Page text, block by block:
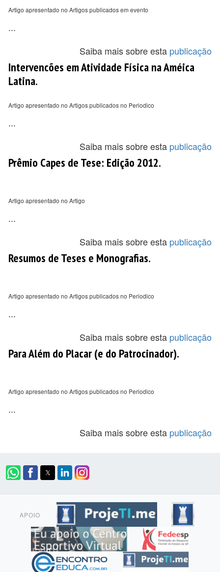
Artigo apresentado no Artigos publicados em evento
...
Saiba mais sobre esta publicação
Intervencões em Atividade Física na Améica
Latina.
Artigo apresentado no Artigos publicados no Periodico
...
Saiba mais sobre esta publicação
Prêmio Capes de Tese: Edição 2012.
Artigo apresentado no Artigo
...
Saiba mais sobre esta publicação
Resumos de Teses e Monografias.
Artigo apresentado no Artigos publicados no Periodico
...
Saiba mais sobre esta publicação
Para Além do Placar (e do Patrocinador).
Artigo apresentado no Artigos publicados no Periodico
...
Saiba mais sobre esta publicação
APOIO